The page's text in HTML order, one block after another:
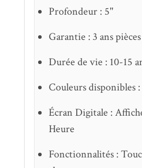
Profondeur : 5''
Garantie : 3 ans
Durée de vie : 10-15
Couleurs disponibles
Écran Digitale :
Heure
Fonctionnalités :